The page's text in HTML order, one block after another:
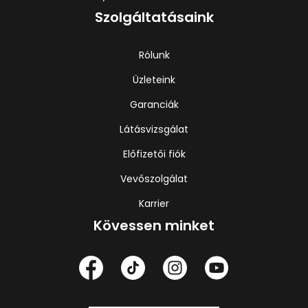
Szolgáltatásaink
Rólunk
Üzleteink
Garanciák
Látásvizsgálat
Előfizetői fiók
Vevőszolgálat
Karrier
Kövessen minket